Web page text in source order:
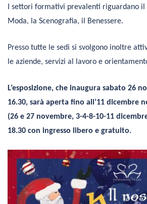
I settori formativi prevalenti riguardano il
Moda, la Scenografia, il Benessere.
Presso tutte le sedi si svolgono inoltre
le aziende, servizi al lavoro e
L’esposizione, che inaugura sabato 26
16.30, sarà aperta fino all’11 dicembre
(26 e 27 novembre, 3-4-8-10-11
18.30 con ingresso libero e gratuito.